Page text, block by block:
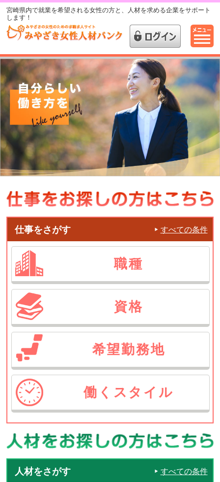
宮崎県内で就業を希望される女性の方と、人材を求める企業をサポート
します！
仕事をさがす すべての条件
職種
資格
希望勤務地
働く スタイル
人材をさがす すべての条件